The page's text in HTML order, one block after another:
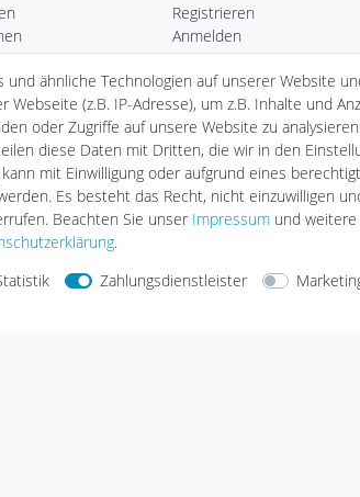
Registrieren
Anmelden
Warenkorb
Kasse
Wunschliste
Händleranfrage
uns auf
und ähnliche Technologien auf unserer Website
Webseite (z.B. IP-Adresse), um z.B. Inhalte und
oder Zugriffe auf unsere Website zu
diese Daten mit Dritten, die wir in den
mit Einwilligung oder aufgrund eines
Es besteht das Recht, nicht einzuwilligen
Beachten Sie unser Impressum und
.
Zahlungsdienstleister